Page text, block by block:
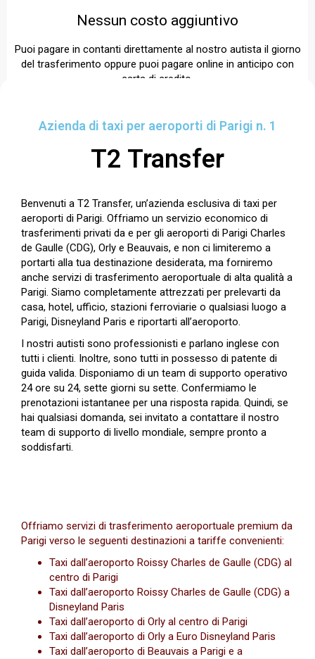
Nessun costo aggiuntivo
Puoi pagare in contanti direttamente al nostro autista il giorno
del trasferimento oppure puoi pagare online in anticipo con
carta di credito.
Veicoli confortevoli
Flotta di veicoli moderni e ben mantenuti. Garantiamo un
Azienda di taxi per aeroporti di Parigi n. 1
T2 Transfer
Benvenuti a T2 Transfer, un’azienda esclusiva di taxi per
aeroporti di Parigi. Offriamo un servizio economico di
trasferimenti privati da e per gli aeroporti di Parigi Charles
de Gaulle (CDG), Orly e Beauvais, e non ci limiteremo a
portarti alla tua destinazione desiderata, ma forniremo
anche servizi di trasferimento aeroportuale di alta qualità a
Parigi. Siamo completamente attrezzati per prelevarti da
casa, hotel, ufficio, stazioni ferroviarie o qualsiasi luogo a
Parigi, Disneyland Paris e riportarti all’aeroporto.
I nostri autisti sono professionisti e parlano inglese con
tutti i clienti. Inoltre, sono tutti in possesso di patente di
guida valida. Disponiamo di un team di supporto operativo
24 ore su 24, sette giorni su sette. Confermiamo le
prenotazioni istantanee per una risposta rapida. Quindi, se
hai qualsiasi domanda, sei invitato a contattare il nostro
team di supporto di livello mondiale, sempre pronto a
soddisfarti.
Offriamo servizi di trasferimento aeroportuale premium da
Parigi verso le seguenti destinazioni a tariffe convenienti:
Taxi dall’aeroporto Roissy Charles de Gaulle (CDG) al
centro di Parigi
Taxi dall’aeroporto Roissy Charles de Gaulle (CDG) a
Disneyland Paris
Taxi dall’aeroporto di Orly al centro di Parigi
Taxi dall’aeroporto di Orly a Euro Disneyland Paris
Taxi dall’aeroporto di Beauvais a Parigi e a